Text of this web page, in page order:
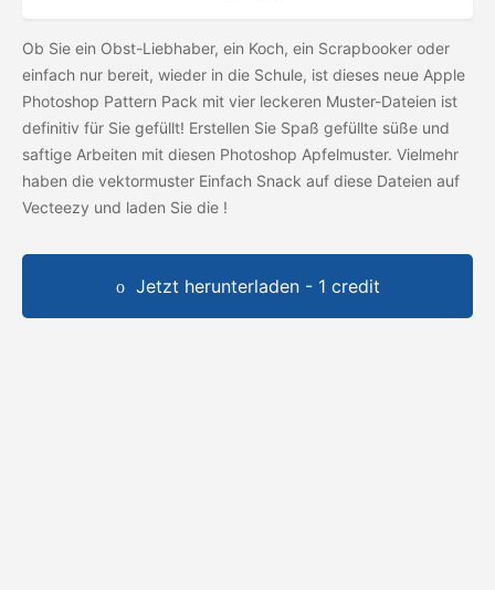
Ob Sie ein Obst-Liebhaber, ein Koch, ein Scrapbooker oder
einfach nur bereit, wieder in die Schule, ist dieses neue Apple
Photoshop Pattern Pack mit vier leckeren Muster-Dateien ist
definitiv für Sie gefüllt! Erstellen Sie Spaß gefüllte süße und
saftige Arbeiten mit diesen Photoshop Apfelmuster. Vielmehr
haben die vektormuster Einfach Snack auf diese Dateien auf
Vecteezy und laden Sie die !
Jetzt herunterladen - 1 credit